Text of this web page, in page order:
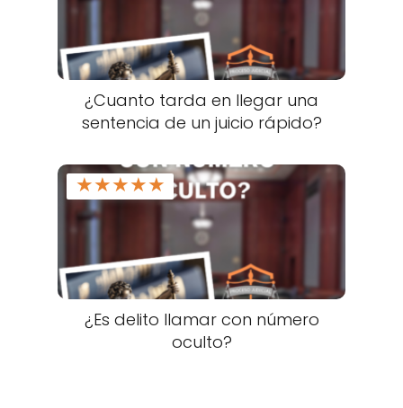
¿Cuanto tarda en llegar una
sentencia de un juicio rápido?
★★★★★
¿Es delito llamar con número
oculto?